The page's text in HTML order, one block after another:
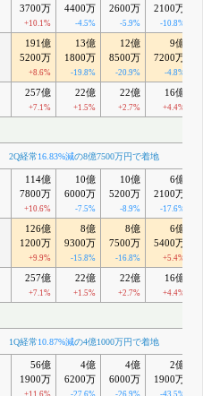
3700万
+10.1%
4400万
-4.5%
2600万
-5.9%
2100万
-10.8%
191億
5200万
+8.6%
13億
1800万
-19.8%
12億
8500万
-20.9%
9億
7200万
-4.8%
257億
+7.1%
22億
+1.5%
22億
+2.7%
16億
+4.4%
2Q経常16.83%減の8億7500万円で着地
114億
7800万
+10.6%
10億
6000万
-7.5%
10億
5200万
-8.9%
6億
2100万
-17.6%
126億
1200万
+9.9%
8億
9300万
-15.8%
8億
7500万
-16.8%
6億
5400万
+5.4%
257億
+7.1%
22億
+1.5%
22億
+2.7%
16億
+4.4%
1Q経常10.87%減の4億1000万円で着地
56億
1900万
+11.6%
4億
6200万
-27.6%
4億
6000万
-26.9%
2億
1900万
-43.5%